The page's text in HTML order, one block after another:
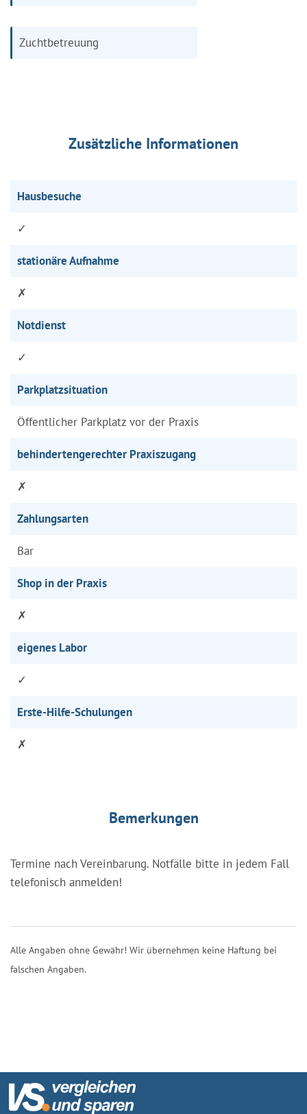
Zuchtbetreuung
Zusätzliche Informationen
Hausbesuche
✓
stationäre Aufnahme
✗
Notdienst
✓
Parkplatzsituation
Öffentlicher Parkplatz vor der Praxis
behindertengerechter Praxiszugang
✗
Zahlungsarten
Bar
Shop in der Praxis
✗
eigenes Labor
✓
Erste-Hilfe-Schulungen
✗
Bemerkungen
Termine nach Vereinbarung. Notfälle bitte in jedem Fall
telefonisch anmelden!
Alle Angaben ohne Gewähr! Wir übernehmen keine Haftung bei
falschen Angaben.